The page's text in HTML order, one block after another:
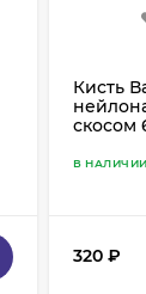
Кисть
скосом
В НАЛИЧИИ
320 ₽